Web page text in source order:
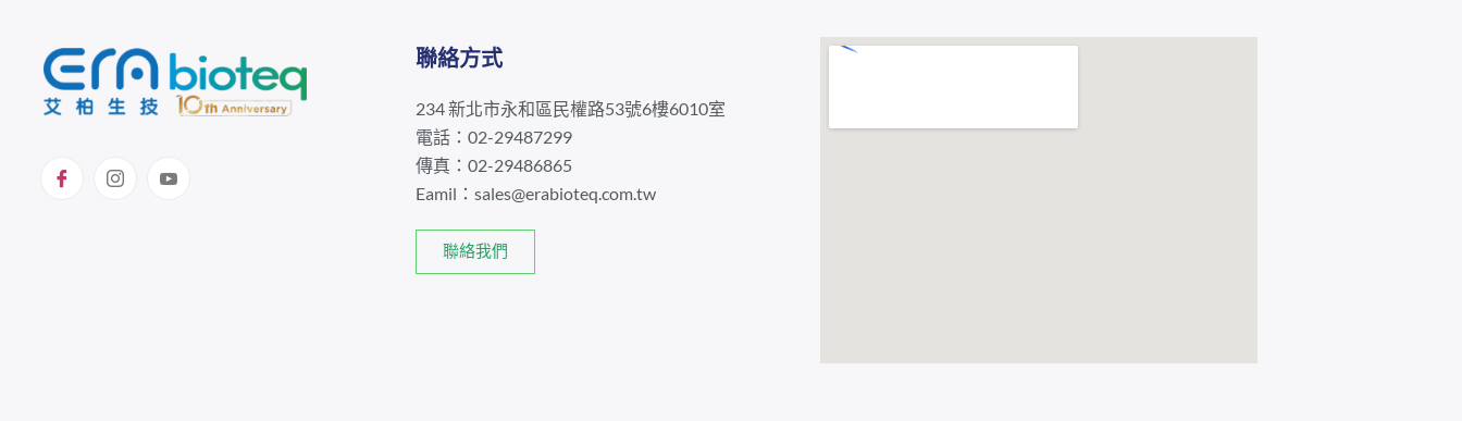
聯絡方式
234 新北市永和區民權路53號6樓6010室
電話：02-29487299
傳真：02-29486865
Eamil： sales@erabioteq.com.tw
聯絡我們